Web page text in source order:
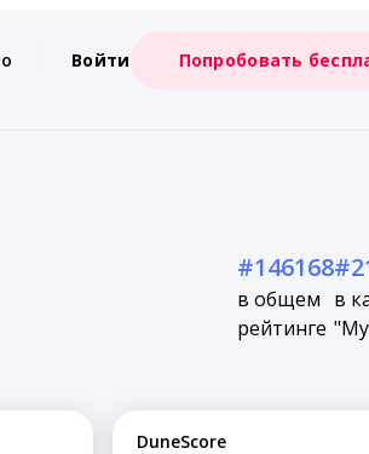
Войти Попробовать
#146168
в общем
рейтинге
в
DuneScore